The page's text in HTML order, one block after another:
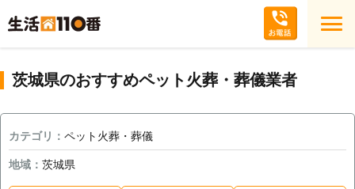
茨城県のおすすめペット火葬・葬儀業者
カテゴリ： ペット火葬・葬儀
地域： 茨城県